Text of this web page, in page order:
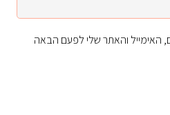
האימייל והאתר שלי לפעם הבאה